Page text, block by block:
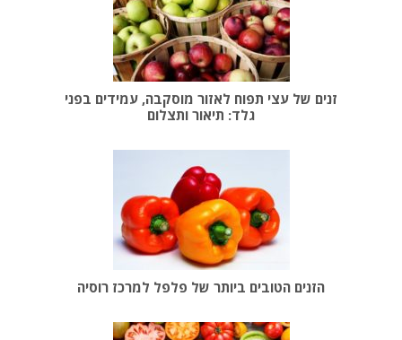
זנים של עצי תפוח לאזור מוסקבה, עמידים בפני
גלד: תיאור ותצלום
הזנים הטובים ביותר של פלפל למרכז רוסיה